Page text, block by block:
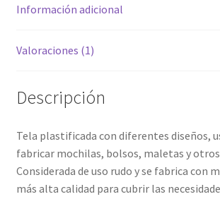
Información adicional
Valoraciones (1)
Descripción
Tela plastificada con diferentes diseños,
fabricar mochilas, bolsos, maletas y
Considerada de uso rudo y se fabrica con
más alta calidad para cubrir las